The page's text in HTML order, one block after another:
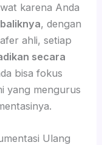
karena Anda
, dengan
ahli, setiap
secara
bisa fokus
yang mengurus
Ulang